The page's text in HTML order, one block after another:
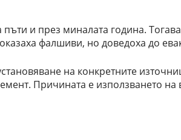
и през миналата година.
фалшиви, но доведоха до
на конкретните
Причината е използването